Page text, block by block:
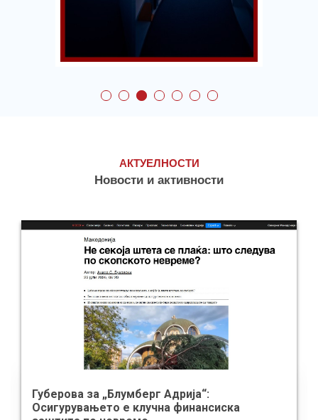
Совет за
квалитетот на
тренингот и обуките
АКТУЕЛНОСТИ
Новости и активности
Стопанската комора на Северна Македонија
и АСОЧАМ потпишаа Меморандум за